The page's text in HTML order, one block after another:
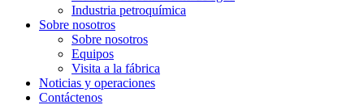
Industria petroquímica
Sobre nosotros
Sobre nosotros
Equipos
Visita a la fábrica
Noticias y operaciones
Contáctenos